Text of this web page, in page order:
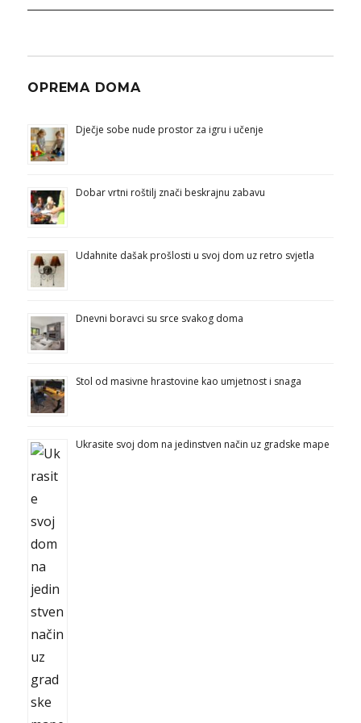
OPREMA DOMA
Dječje sobe nude prostor za igru i učenje
Dobar vrtni roštilj znači beskrajnu zabavu
Udahnite dašak prošlosti u svoj dom uz retro svjetla
Dnevni boravci su srce svakog doma
Stol od masivne hrastovine kao umjetnost i snaga
Ukrasite svoj dom na jedinstven način uz gradske mape